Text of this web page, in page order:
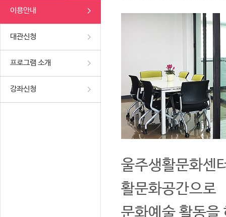
이용안내
대관신청
프로그램 소개
강좌신청
울주생활문화센
활문화공간으로
문화예술 활동을